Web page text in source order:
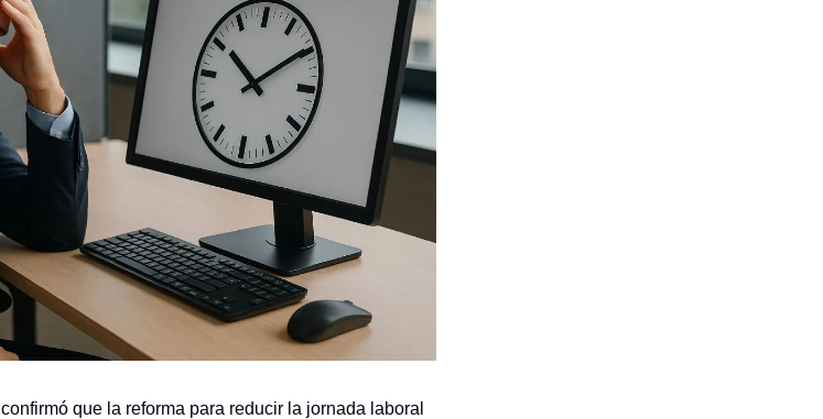
confirmó que la reforma para reducir la jornada laboral